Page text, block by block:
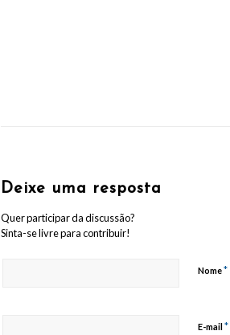
Deixe uma resposta
Quer participar da discussão?
Sinta-se livre para contribuir!
Nome*
E-mail*